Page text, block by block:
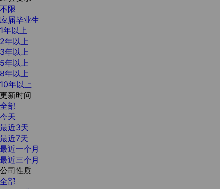
不限
应届毕业生
1年以上
2年以上
3年以上
5年以上
8年以上
10年以上
更新时间
全部
今天
最近3天
最近7天
最近一个月
最近三个月
公司性质
全部